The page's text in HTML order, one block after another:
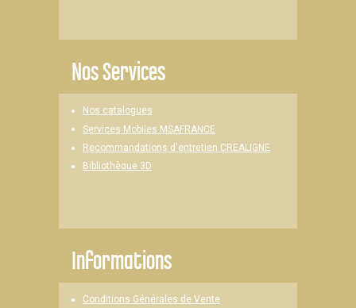
Nos Services
Nos catalogues
Services Mobiles MSAFRANCE
Recommandations d'entretien CREALIGNE
Bibliothèque 3D
Informations
Conditions Générales de Vente